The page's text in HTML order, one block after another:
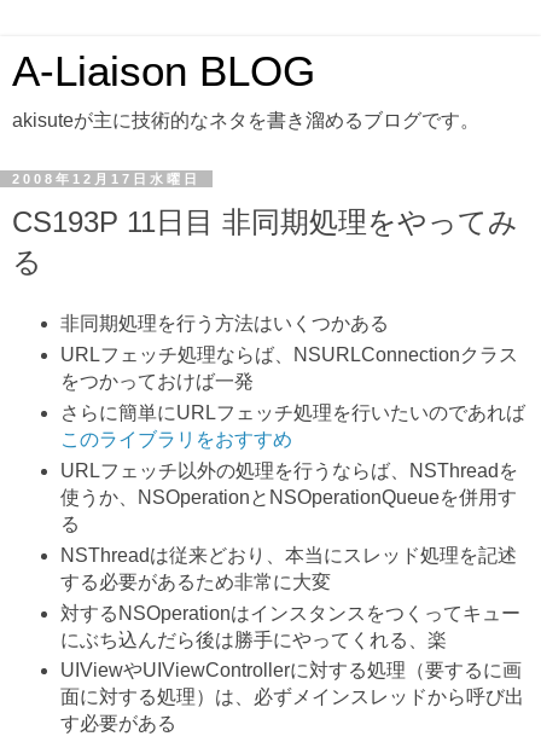
A-Liaison BLOG
akisuteが主に技術的なネタを書き溜めるブログです。
2008年12月17日水曜日
CS193P 11日目 非同期処理をやってみ
る
非同期処理を行う方法はいくつかある
URLフェッチ処理ならば、NSURLConnectionクラス
をつかっておけば一発
さらに簡単にURLフェッチ処理を行いたいのであれば
このライブラリをおすすめ
URLフェッチ以外の処理を行うならば、NSThreadを
使うか、NSOperationとNSOperationQueueを併用す
る
NSThreadは従来どおり、本当にスレッド処理を記述
する必要があるため非常に大変
対するNSOperationはインスタンスをつくってキュー
にぶち込んだら後は勝手にやってくれる、楽
UIViewやUIViewControllerに対する処理（要するに画
面に対する処理）は、必ずメインスレッドから呼び出
す必要がある